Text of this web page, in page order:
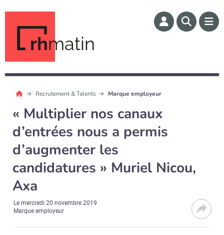
rhmatin
Recrutement & Talents Marque employeur
« Multiplier nos canaux
d’entrées nous a permis
d’augmenter les
candidatures » Muriel Nicou,
Axa
Lemercredi 20 novembre 2019
Marque employeur